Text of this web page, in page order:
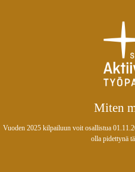
Miten
Vuoden 2025 kilpailuun voit osallistua
olla pidettynä